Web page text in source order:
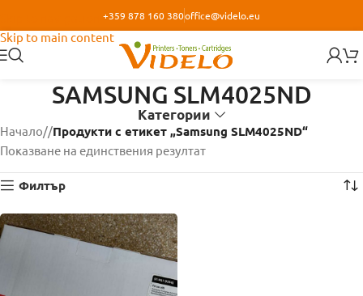
Skip to main content
+359 878 160 380office@videlo.eu
SAMSUNG SLM4025ND
Категории
Начало/ Продукти с етикет „Samsung SLM4025ND“
Показване на единствения резултат
Филтър